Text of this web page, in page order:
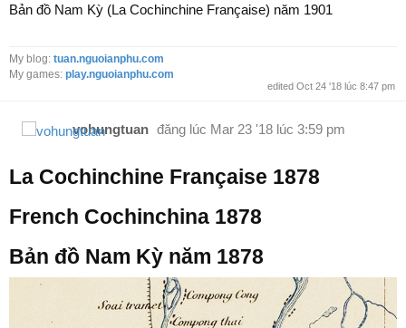
Bản đồ Nam Kỳ (La Cochinchine Française) năm 1901
My blog: tuan.nguoianphu.com
My games: play.nguoianphu.com
edited Oct 24 '18 lúc 8:47 pm
vohungtuan đăng lúc Mar 23 '18 lúc 3:59 pm
La Cochinchine Française 1878
French Cochinchina 1878
Bản đồ Nam Kỳ năm 1878